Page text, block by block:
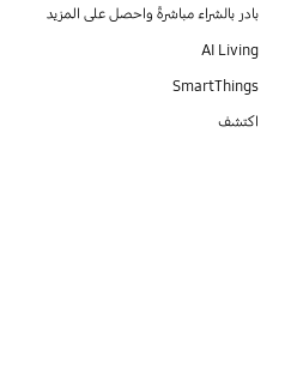
بادر بالشراء مباشرةً واحصل على المزيد
AI Living
SmartThings
اكتشف